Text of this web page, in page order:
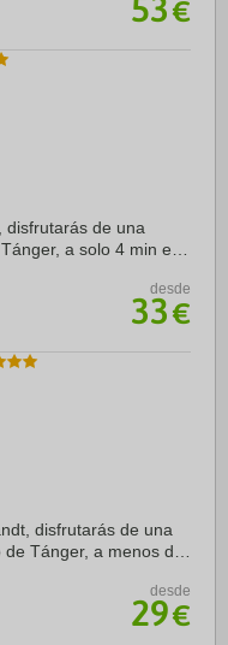
53€
disfrutarás de una
a solo 4 min en
desde
33€
disfrutarás de una
Tánger, a menos de
desde
29€